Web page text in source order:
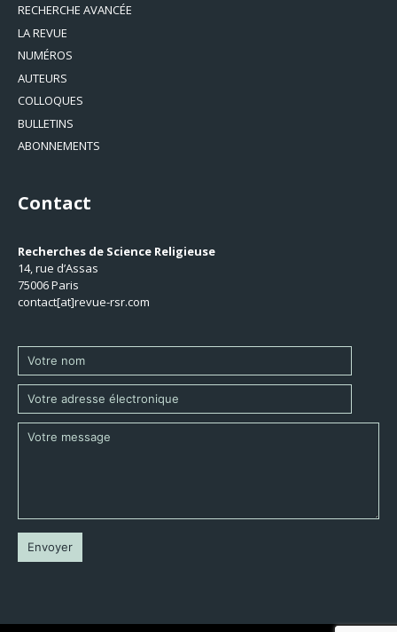
RECHERCHE AVANCÉE
LA REVUE
NUMÉROS
AUTEURS
COLLOQUES
BULLETINS
ABONNEMENTS
Contact
Recherches de Science Religieuse
14, rue d’Assas
75006 Paris
contact[at]revue-rsr.com